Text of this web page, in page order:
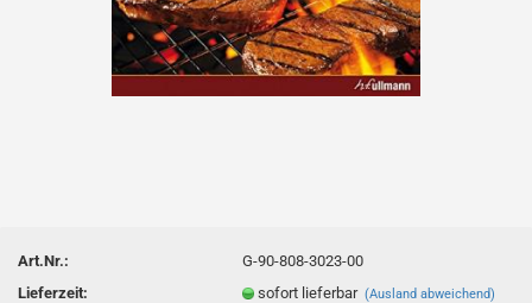
Art.Nr.:
G-90-808-3023-00
Lieferzeit:
sofort lieferbar(Ausland abweichend)